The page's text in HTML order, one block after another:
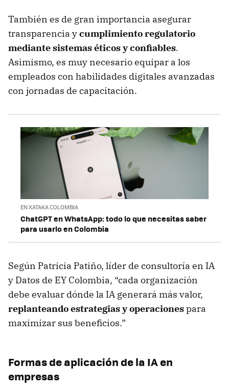
También es de gran importancia asegurar
transparencia ycumplimiento regulatorio
mediante sistemas éticos y confiables.
Asimismo, es muy necesario equipar a los
empleados con habilidades digitales avanzadas
con jornadas de capacitación.
EN XATAKA COLOMBIA
ChatGPT en WhatsApp: todo lo que necesitas saber
para usarlo en Colombia
Según Patricia Patiño, líder de consultoría en IA
y Datos de EY Colombia, “cada organización
debe evaluar dónde la IA generará más valor,
replanteando estrategias y operacionespara
maximizar sus beneficios.”
Formas de aplicación de la IA en
empresas